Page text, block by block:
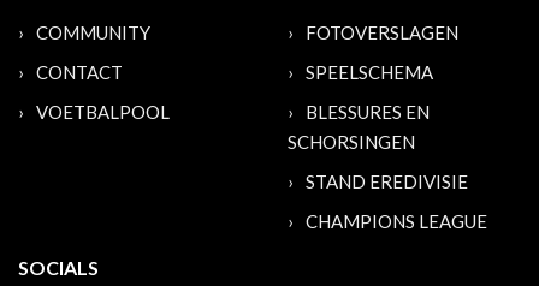
COMMUNITY
CONTACT
VOETBALPOOL
FOTOVERSLAGEN
SPEELSCHEMA
BLESSURES EN
SCHORSINGEN
STAND EREDIVISIE
CHAMPIONS LEAGUE
SOCIALS